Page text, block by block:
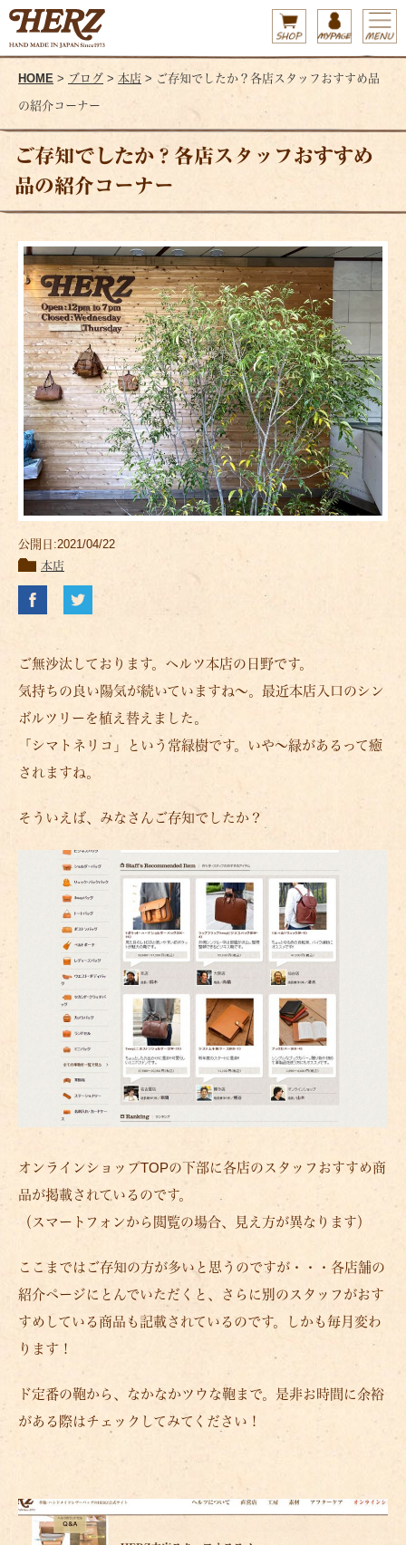
HOME > ブログ > 本店 > ご存知でしたか？各店スタッフおすすめ品
の紹介コーナー
ご存知でしたか？各店スタッフおすすめ
品の紹介コーナー
公開日:2021/04/22
本店
ご無沙汰しております。ヘルツ本店の日野です。
気持ちの良い陽気が続いていますね～。最近本店入口のシン
ボルツリーを植え替えました。
「シマトネリコ」という常緑樹です。いや～緑があるって癒
されますね。
そういえば、みなさんご存知でしたか？
オンラインショップTOPの下部に各店のスタッフおすすめ商
品が掲載されているのです。
（スマートフォンから閲覧の場合、見え方が異なります）
ここまではご存知の方が多いと思うのですが・・・各店舗の
紹介ページにとんでいただくと、さらに別のスタッフがおす
すめしている商品も記載されているのです。しかも毎月変わ
ります！
ド定番の鞄から、なかなかツウな鞄まで。是非お時間に余裕
がある際はチェックしてみてください！